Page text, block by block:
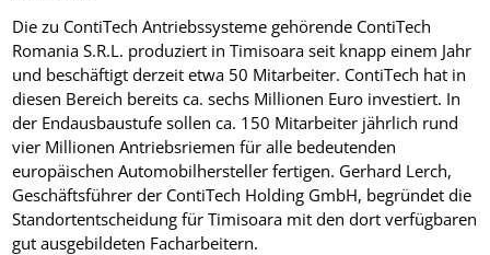
Die zu ContiTech Antriebssysteme gehörende ContiTech
Romania S.R.L. produziert in Timisoara seit knapp einem Jahr
und beschäftigt derzeit etwa 50 Mitarbeiter. ContiTech hat in
diesen Bereich bereits ca. sechs Millionen Euro investiert. In
der Endausbaustufe sollen ca. 150 Mitarbeiter jährlich rund
vier Millionen Antriebsriemen für alle bedeutenden
europäischen Automobilhersteller fertigen. Gerhard Lerch,
Geschäftsführer der ContiTech Holding GmbH, begründet die
Standortentscheidung für Timisoara mit den dort verfügbaren
gut ausgebildeten Facharbeitern.